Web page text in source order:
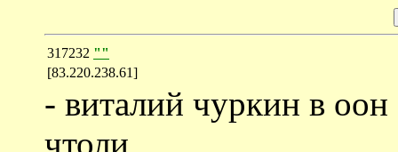
317232 ""
[83.220.238.61]
- виталий чуркин в оон
чтоли